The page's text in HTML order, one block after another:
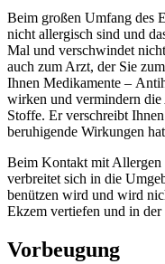
Beim großen Umfang des
nicht allergisch sind und
Mal und verschwindet
auch zum Arzt, der Sie
Ihnen Medikamente –
wirken und vermindern die
Stoffe. Er verschreibt
beruhigende Wirkungen
Beim Kontakt mit Allergen
verbreitet sich in die
benützen wird und wird
Ekzem vertiefen und in
Vorbeugung